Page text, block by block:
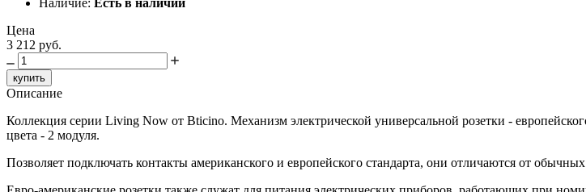
Цена
3 212 руб.
купить
Описание
Коллекция серии Living Now от Bticino. Механизм электрической универсальной розетки -
цвета - 2 модуля.
Позволяет подключать контакты американского и европейского стандарта, они отличаются от